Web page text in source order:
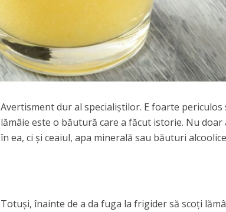
Avertisment dur al specialiştilor. E foarte periculos
lămâie este o băutură care a făcut istorie. Nu
în ea, ci şi ceaiul, apa minerală sau băuturi
Totuşi, înainte de a da fuga la frigider să scoţi